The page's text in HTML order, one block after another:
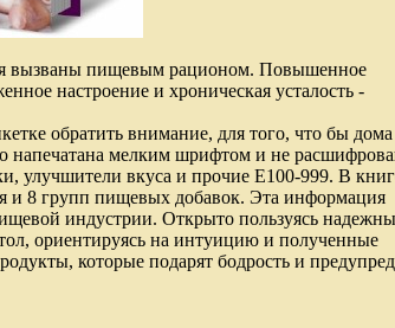
вызваны пищевым рационом. Повышенное
настроение и хроническая усталость -
обратить внимание, для того, что бы
напечатана мелким шрифтом и не
улучшители вкуса и прочие Е100-999. В
и 8 групп пищевых добавок. Эта информация
индустрии. Открыто пользуясь
ориентируясь на интуицию и полученные
которые подарят бодрость и